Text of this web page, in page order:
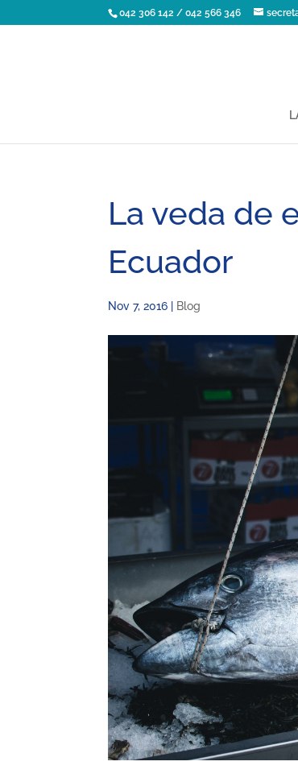
042 306 142 / 042 566 346
La veda de
Ecuador
Nov 7, 2016 Blog